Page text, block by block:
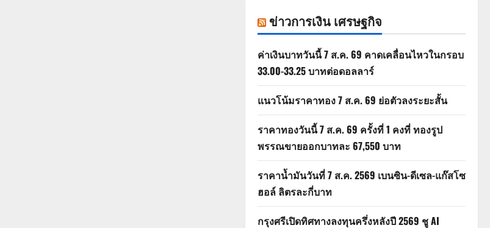
ข่าวการเงิน เศรษฐกิจ
ค่าเงินบาทวันนี้ 7 ส.ค. 69 คาดเคลื่อนไหวในกรอบ
33.00-33.25 บาทต่อดอลลาร์
แนวโน้มราคาทอง 7 ส.ค. 69 ย่อตัวลงระยะสั้น
ราคาทองวันนี้ 7 ส.ค. 69 ครั้งที่ 1 คงที่ ทองรูป
พรรณขายออกบาทละ 67,550 บาท
ราคาน้ำมันวันที่ 7 ส.ค. 2569 เบนซิน-ดีเซล-แก๊สโซ
ฮอล์ ลิตรละกี่บาท
กรุงศรีเปิดทิศทางลงทุนครึ่งหลังปี 2569 ชู AI